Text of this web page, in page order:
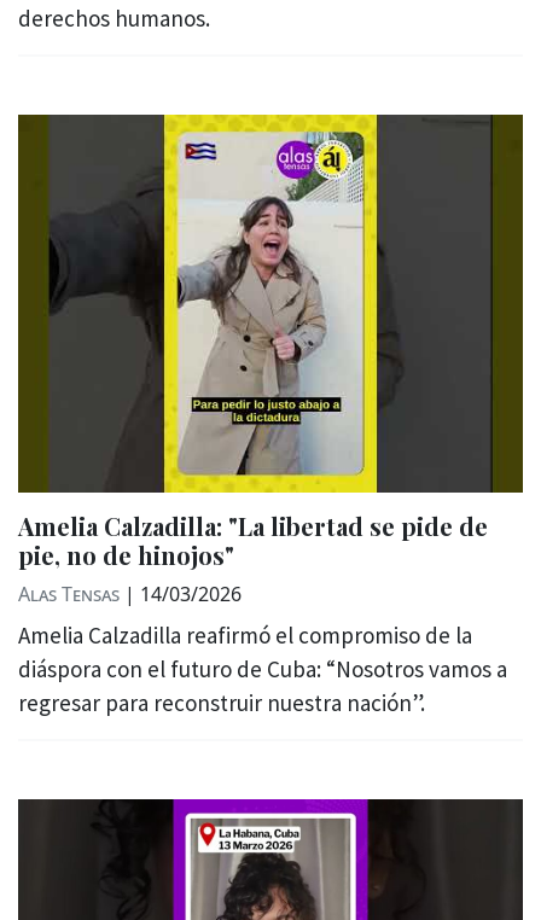
derechos humanos.
Amelia Calzadilla: "La libertad se pide de
pie, no de hinojos"
Alas Tensas | 14/03/2026
Amelia Calzadilla reafirmó el compromiso de la
diáspora con el futuro de Cuba: “Nosotros vamos a
regresar para reconstruir nuestra nación”.